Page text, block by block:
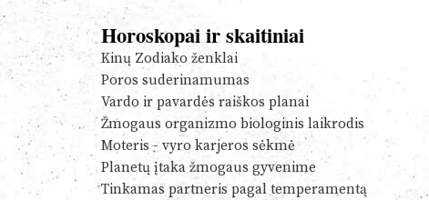
Horoskopai ir skaitiniai
Kinų Zodiako ženklai
Poros suderinamumas
Vardo ir pavardės raiškos planai
Žmogaus organizmo biologinis laikrodis
Moteris - vyro karjeros sėkmė
Planetų įtaka žmogaus gyvenime
Tinkamas partneris pagal temperamentą